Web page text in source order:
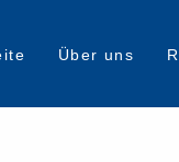
Über uns